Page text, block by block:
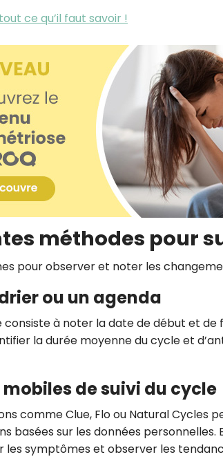
ce qu’il faut savoir !
méthodes pour
pour observer et noter les
ou un agenda
consiste à noter la date de début et de
la durée moyenne du cycle et
de suivi du cycle
comme Clue, Flo ou Natural Cycles
basées sur les données
symptômes et observer les